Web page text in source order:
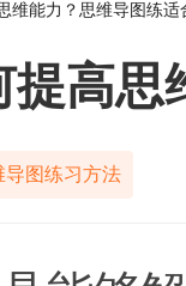
维能力？思维导图练适
高
导图练习方法